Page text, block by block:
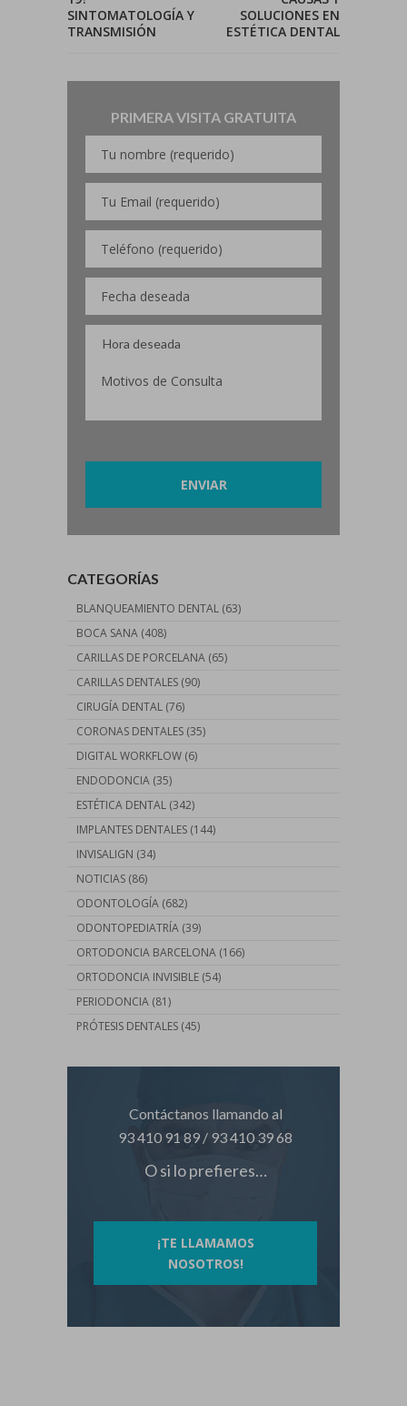
SINTOMATOLOGÍA Y
TRANSMISIÓN
SOLUCIONES EN
ESTÉTICA DENTAL
PRIMERA VISITA GRATUITA
CATEGORÍAS
BLANQUEAMIENTO DENTAL (63)
BOCA SANA (408)
CARILLAS DE PORCELANA (65)
CARILLAS DENTALES (90)
CIRUGÍA DENTAL (76)
CORONAS DENTALES (35)
DIGITAL WORKFLOW (6)
ENDODONCIA (35)
ESTÉTICA DENTAL (342)
IMPLANTES DENTALES (144)
INVISALIGN (34)
NOTICIAS (86)
ODONTOLOGÍA (682)
ODONTOPEDIATRÍA (39)
ORTODONCIA BARCELONA (166)
ORTODONCIA INVISIBLE (54)
PERIODONCIA (81)
PRÓTESIS DENTALES (45)
Contáctanos llamando al
93 410 91 89 / 93 410 39 68
O si lo prefieres…
¡TE LLAMAMOS
NOSOTROS!